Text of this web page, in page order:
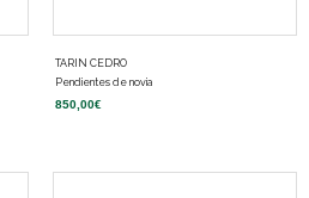
TARIN CEDRO
Pendientes de novia
850,00€